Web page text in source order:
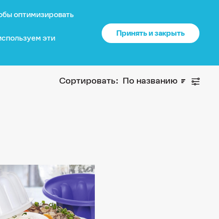
Каталог
Почему выбирают нас
О нас
Ваше местоположение
Сортировать: По названию
оптимизировать
эти
Принять и закрыть